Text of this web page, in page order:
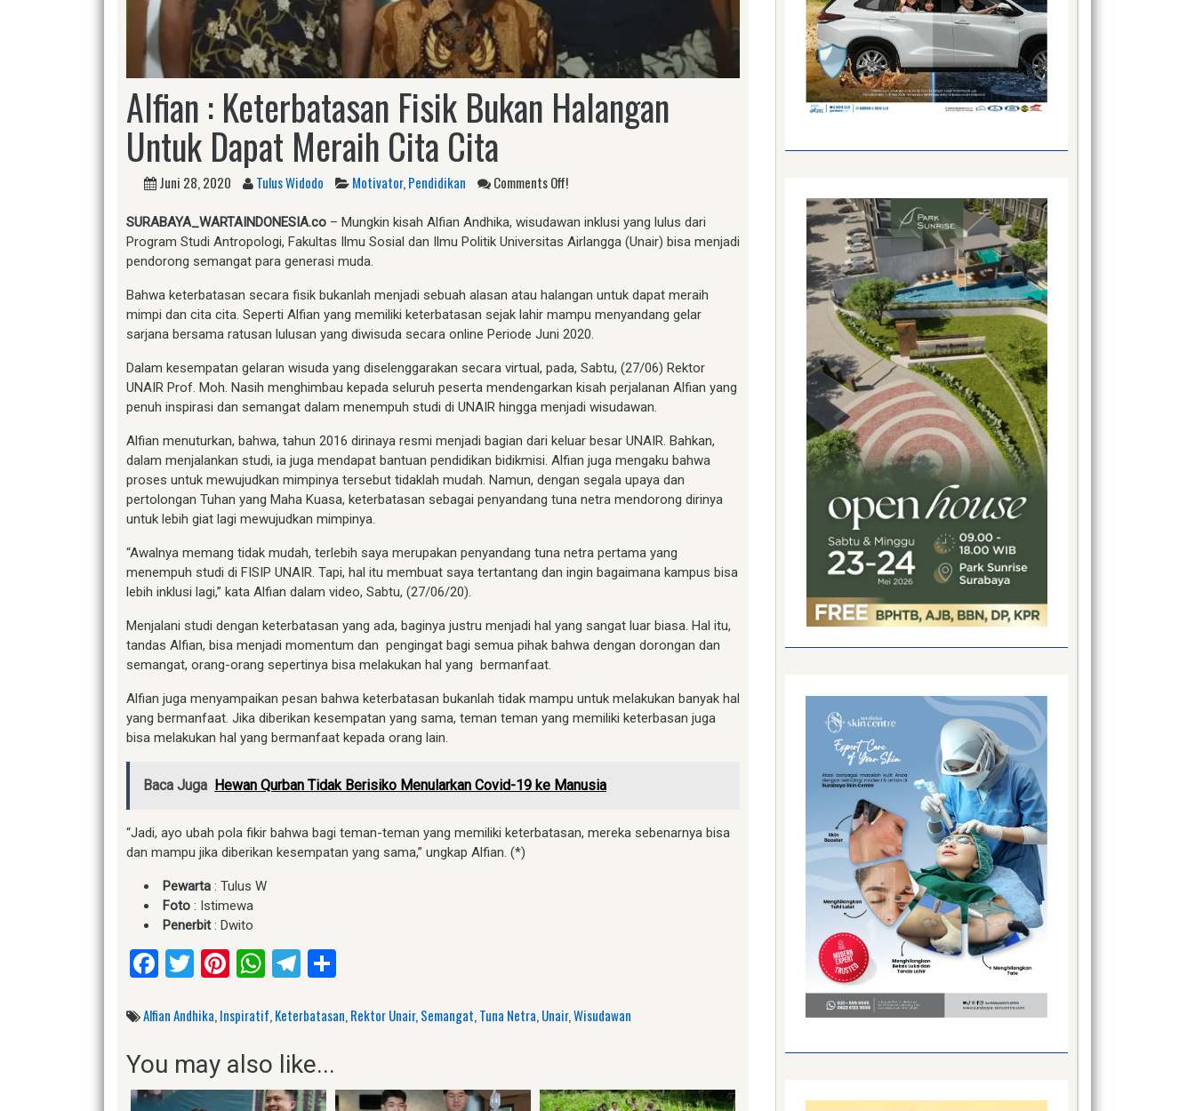
Alfian : Keterbatasan Fisik Bukan Halangan
Untuk Dapat Meraih Cita Cita
Juni 28, 2020 Tulus Widodo Motivator,Pendidikan Comments Off!
SURABAYA_WARTAINDONESIA.co – Mungkin kisah Alfian Andhika, wisudawan inklusi yang lulus dari
Program Studi Antropologi, Fakultas Ilmu Sosial dan Ilmu Politik Universitas Airlangga (Unair) bisa menjadi
pendorong semangat para generasi muda.
Bahwa keterbatasan secara fisik bukanlah menjadi sebuah alasan atau halangan untuk dapat meraih
mimpi dan cita cita. Seperti Alfian yang memiliki keterbatasan sejak lahir mampu menyandang gelar
sarjana bersama ratusan lulusan yang diwisuda secara online Periode Juni 2020.
Dalam kesempatan gelaran wisuda yang diselenggarakan secara virtual, pada, Sabtu, (27/06) Rektor
UNAIR Prof. Moh. Nasih menghimbau kepada seluruh peserta mendengarkan kisah perjalanan Alfian yang
penuh inspirasi dan semangat dalam menempuh studi di UNAIR hingga menjadi wisudawan.
Alfian menuturkan, bahwa, tahun 2016 dirinaya resmi menjadi bagian dari keluar besar UNAIR. Bahkan,
dalam menjalankan studi, ia juga mendapat bantuan pendidikan bidikmisi. Alfian juga mengaku bahwa
proses untuk mewujudkan mimpinya tersebut tidaklah mudah. Namun, dengan segala upaya dan
pertolongan Tuhan yang Maha Kuasa, keterbatasan sebagai penyandang tuna netra mendorong dirinya
untuk lebih giat lagi mewujudkan mimpinya.
“Awalnya memang tidak mudah, terlebih saya merupakan penyandang tuna netra pertama yang
menempuh studi di FISIP UNAIR. Tapi, hal itu membuat saya tertantang dan ingin bagaimana kampus bisa
lebih inklusi lagi,” kata Alfian dalam video, Sabtu, (27/06/20).
Menjalani studi dengan keterbatasan yang ada, baginya justru menjadi hal yang sangat luar biasa. Hal itu,
tandas Alfian, bisa menjadi momentum dan pengingat bagi semua pihak bahwa dengan dorongan dan
semangat, orang-orang sepertinya bisa melakukan hal yang bermanfaat.
Alfian juga menyampaikan pesan bahwa keterbatasan bukanlah tidak mampu untuk melakukan banyak hal
yang bermanfaat. Jika diberikan kesempatan yang sama, teman teman yang memiliki keterbasan juga
bisa melakukan hal yang bermanfaat kepada orang lain.
Baca Juga Hewan Qurban Tidak Berisiko Menularkan Covid-19 ke Manusia
“Jadi, ayo ubah pola fikir bahwa bagi teman-teman yang memiliki keterbatasan, mereka sebenarnya bisa
dan mampu jika diberikan kesempatan yang sama,” ungkap Alfian. (*)
Pewarta : Tulus W
Foto : Istimewa
Penerbit: Dwito
Facebook
Twitter
Pinterest
WhatsApp
Telegram
Alfian Andhika,Inspiratif,Keterbatasan,Rektor Unair,Semangat,Tuna Netra,Unair,Wisudawan
You may also like...